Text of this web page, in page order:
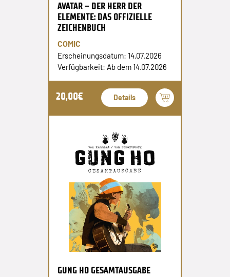
AVATAR – DER HERR DER
ELEMENTE: DAS OFFIZIELLE
ZEICHENBUCH
COMIC
Erscheinungsdatum: 14.07.2026
Verfügbarkeit: Ab dem 14.07.2026
20,00€ Details
GUNG HO GESAMTAUSGABE